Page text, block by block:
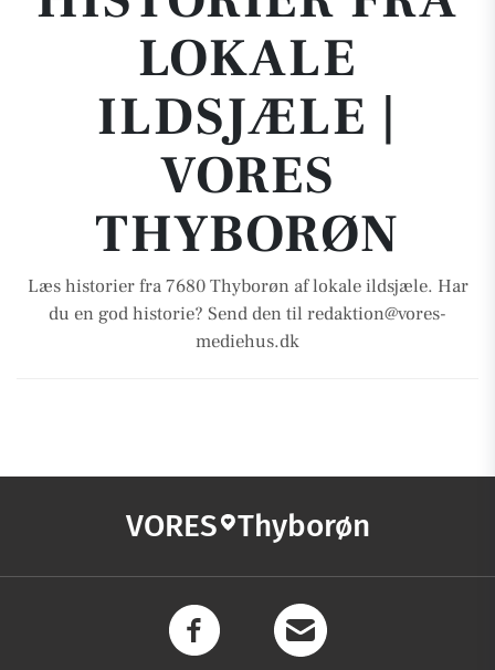
LOKALE
ILDSJÆLE |
VORES
THYBORØN
Læs historier fra 7680 Thyborøn af lokale ildsjæle. Har
du en god historie? Send den til redaktion@vores-
mediehus.dk
VORES Thyborøn